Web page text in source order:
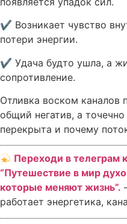
✔ Возникает чувство
потери энергии.
✔ Удача будто ушла, а
сопротивление.
Отливка воском каналов
общий негатив, а
перекрыта и почему
Переходи в телеграм
“Путешествие в мир
которые меняют жизнь”.
работает энергетика,